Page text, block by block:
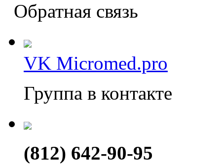
Обратная связь
VK Micromed.pro
Группа в контакте
(812) 642-90-95